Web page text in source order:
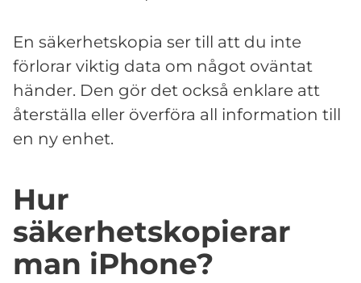
En säkerhetskopia ser till att du inte
förlorar viktig data om något oväntat
händer. Den gör det också enklare att
återställa eller överföra all information till
en ny enhet.
Hur
säkerhetskopierar
man iPhone?